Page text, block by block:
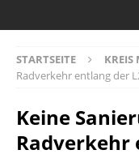
STARTSEITE
Radverkehr entlang der
Keine
Radverkehr